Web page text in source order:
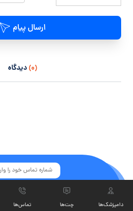
ارسال پیام
(۰) دیدگاه
از تخفیفات و دوره‌های ما زودتر از بقیه باخبر بشین
دامپزشک‌ها چت‏‌ها تماس‌ها